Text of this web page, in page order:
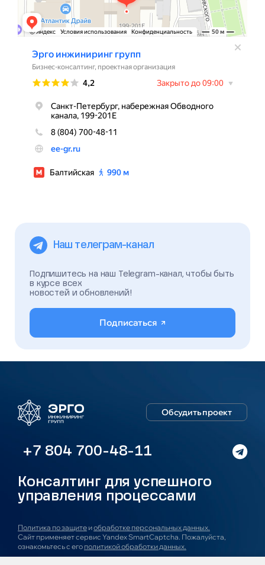
Наш телеграм-канал
Подпишитесь на наш Telegram-канал, чтобы быть
в курсе всех
новостей и обновлений!
Подписаться
+7 804 700-48-11
Обсудить проект
Консалтинг для успешного
управления процессами
Политика по защите иобработке персональных данных.
Сайт применяет сервис Yandex SmartCaptcha. Пожалуйста,
ознакомьтесь с его политикой обработки данных.